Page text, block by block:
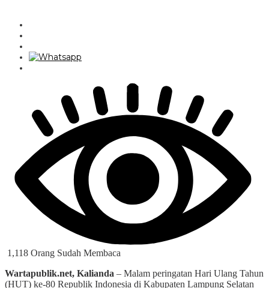
1,118 Orang Sudah Membaca
Wartapublik.net, Kalianda – Malam peringatan Hari Ulang Tahun
(HUT) ke-80 Republik Indonesia di Kabupaten Lampung Selatan